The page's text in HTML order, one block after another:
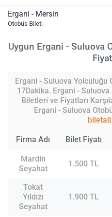
Ergani - Mersin
Otobüs Bileti
Uygun Ergani - Suluova
Ergani - Suluova Yolculuğu
17Dakika. Ergani - Suluova
Biletleri ve Fiyatları
Ergani - Suluova
Firma Adı Bilet Fiyatı
Mardin
Seyahat
1.500 TL
Tokat
Yıldızı
Seyahat
1.900 TL